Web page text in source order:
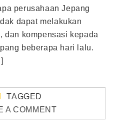
perusahaan Jepang
dapat melakukan
dan kompensasi kepada
beberapa hari lalu.
TAGGED
A COMMENT